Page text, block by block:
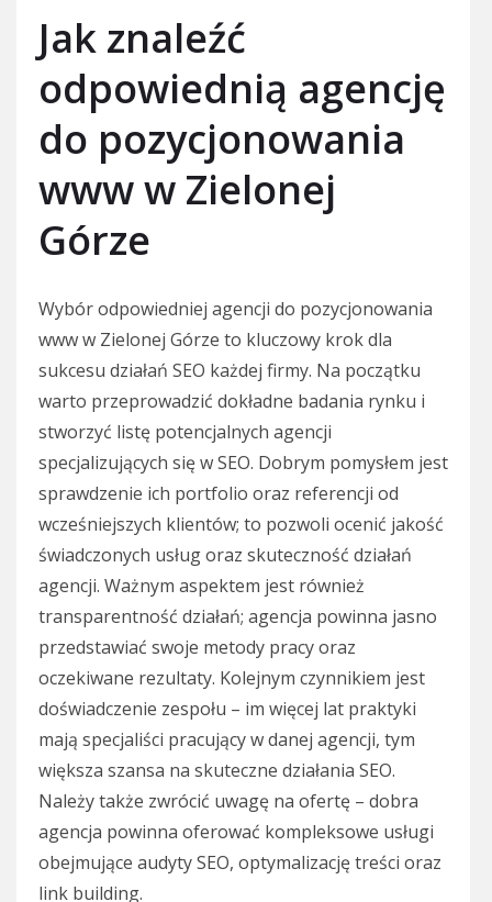
Jak znaleźć
odpowiednią agencję
do pozycjonowania
www w Zielonej
Górze
Wybór odpowiedniej agencji do pozycjonowania
www w Zielonej Górze to kluczowy krok dla
sukcesu działań SEO każdej firmy. Na początku
warto przeprowadzić dokładne badania rynku i
stworzyć listę potencjalnych agencji
specjalizujących się w SEO. Dobrym pomysłem jest
sprawdzenie ich portfolio oraz referencji od
wcześniejszych klientów; to pozwoli ocenić jakość
świadczonych usług oraz skuteczność działań
agencji. Ważnym aspektem jest również
transparentność działań; agencja powinna jasno
przedstawiać swoje metody pracy oraz
oczekiwane rezultaty. Kolejnym czynnikiem jest
doświadczenie zespołu – im więcej lat praktyki
mają specjaliści pracujący w danej agencji, tym
większa szansa na skuteczne działania SEO.
Należy także zwrócić uwagę na ofertę – dobra
agencja powinna oferować kompleksowe usługi
obejmujące audyty SEO, optymalizację treści oraz
link building.